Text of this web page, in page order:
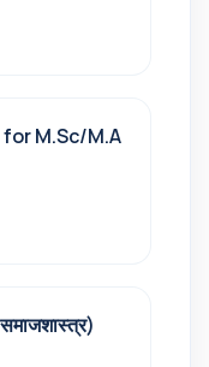
M.Sc/M.A